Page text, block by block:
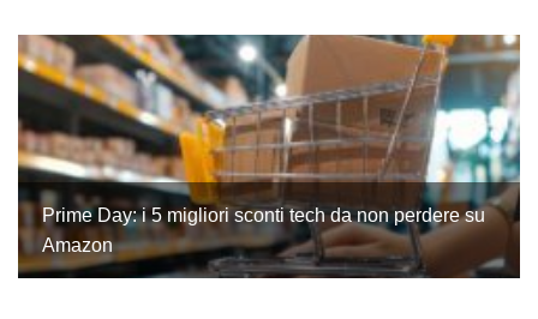
Prime Day: i 5 migliori sconti tech da non perdere su
Amazon